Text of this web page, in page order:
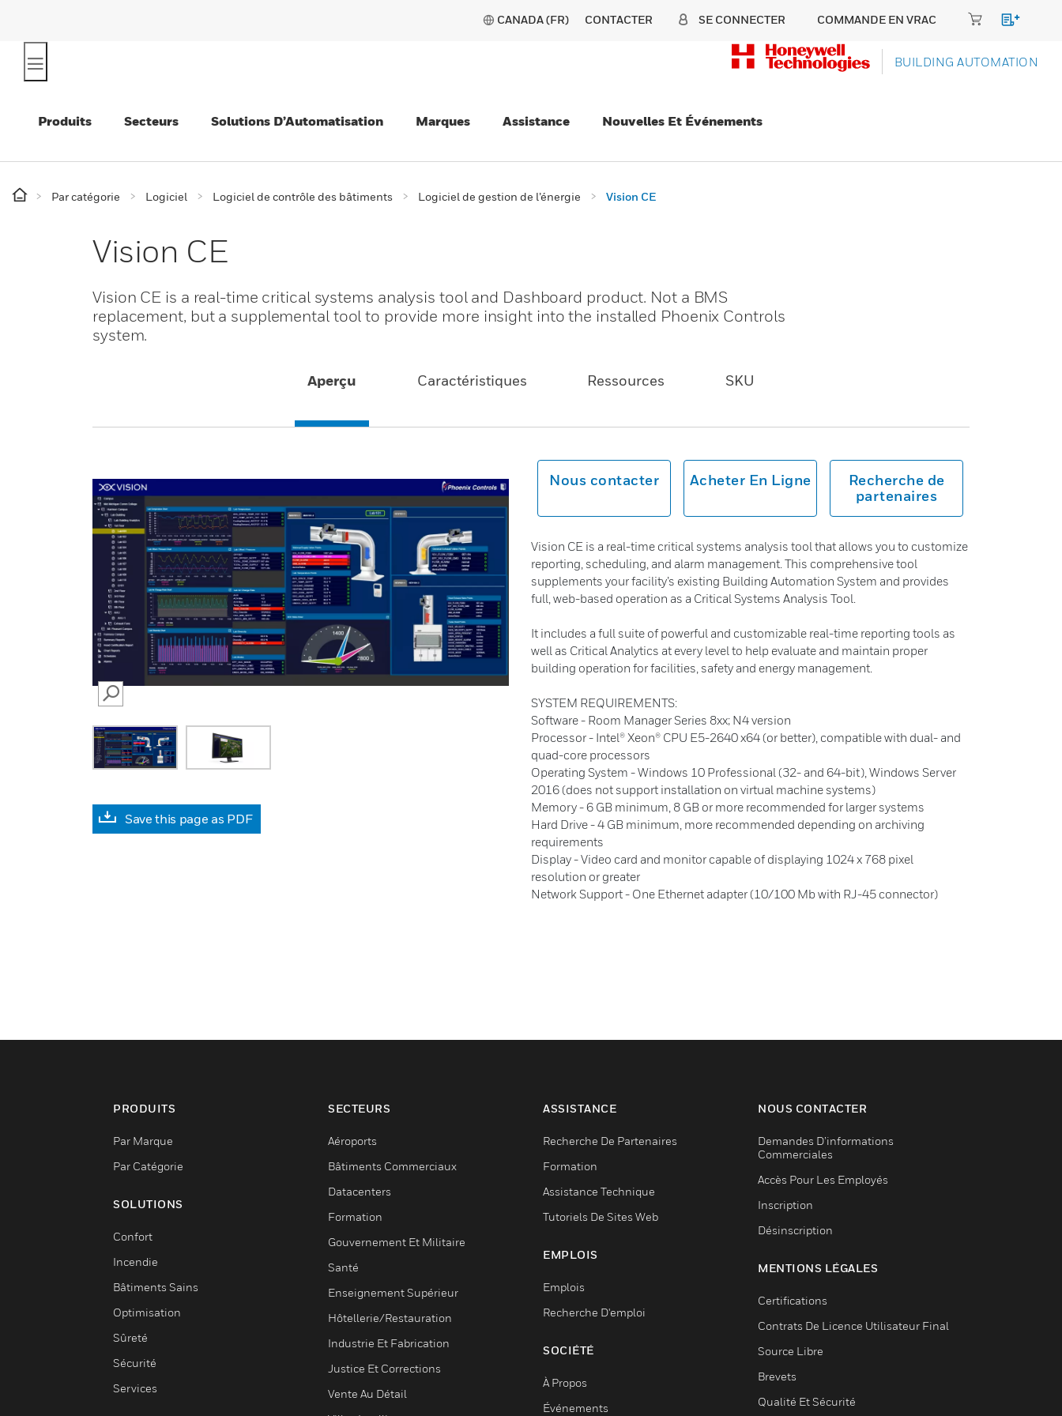
CANADA (FR) CONTACTER SE CONNECTER COMMANDE EN VRAC
BUILDING AUTOMATION
Produits Secteurs Solutions D’Automatisation Marques Assistance Nouvelles Et Événements
Par catégorie Logiciel Logiciel de contrôle des bâtiments Logiciel de gestion de l’énergie Vision CE
Vision CE
Vision CE is a real-time critical systems analysis tool and Dashboard product. Not a BMS
replacement, but a supplemental tool to provide more insight into the installed Phoenix Controls
system.
Aperçu Caractéristiques Ressources SKU
SEARCH
Save this page as PDF
Nous contacter Acheter En Ligne
Recherche de
partenaires
Vision CE is a real-time critical systems analysis tool that allows you to customize
reporting, scheduling, and alarm management. This comprehensive tool
supplements your facility’s existing Building Automation System and provides
full, web-based operation as a Critical Systems Analysis Tool.
It includes a full suite of powerful and customizable real-time reporting tools as
well as Critical Analytics at every level to help evaluate and maintain proper
building operation for facilities, safety and energy management.
SYSTEM REQUIREMENTS:
Software - Room Manager Series 8xx; N4 version
Processor - Intel® Xeon® CPU E5-2640 x64 (or better), compatible with dual- and
quad-core processors
Operating System - Windows 10 Professional (32- and 64-bit), Windows Server
2016 (does not support installation on virtual machine systems)
Memory - 6 GB minimum, 8 GB or more recommended for larger systems
Hard Drive - 4 GB minimum, more recommended depending on archiving
requirements
Display - Video card and monitor capable of displaying 1024 x 768 pixel
resolution or greater
Network Support - One Ethernet adapter (10/100 Mb with RJ-45 connector)
PRODUITS
Par Marque
Par Catégorie
SOLUTIONS
Confort
Incendie
Bâtiments Sains
Optimisation
Sûreté
Sécurité
Services
SECTEURS
Aéroports
Bâtiments Commerciaux
Datacenters
Formation
Gouvernement Et Militaire
Santé
Enseignement Supérieur
Hôtellerie/Restauration
Industrie Et Fabrication
Justice Et Corrections
Vente Au Détail
ASSISTANCE
Recherche De Partenaires
Formation
Assistance Technique
Tutoriels De Sites Web
EMPLOIS
Emplois
Recherche D'emploi
SOCIÉTÉ
À Propos
Événements
NOUS CONTACTER
Demandes D’informations
Commerciales
Accès Pour Les Employés
Inscription
Désinscription
MENTIONS LÉGALES
Certifications
Contrats De Licence Utilisateur Final
Source Libre
Brevets
Qualité Et Sécurité